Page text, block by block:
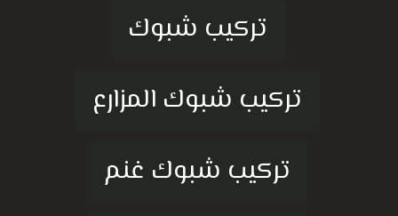
تركيب شبوك
تركيب شبوك المزارع
تركيب شبوك غنم